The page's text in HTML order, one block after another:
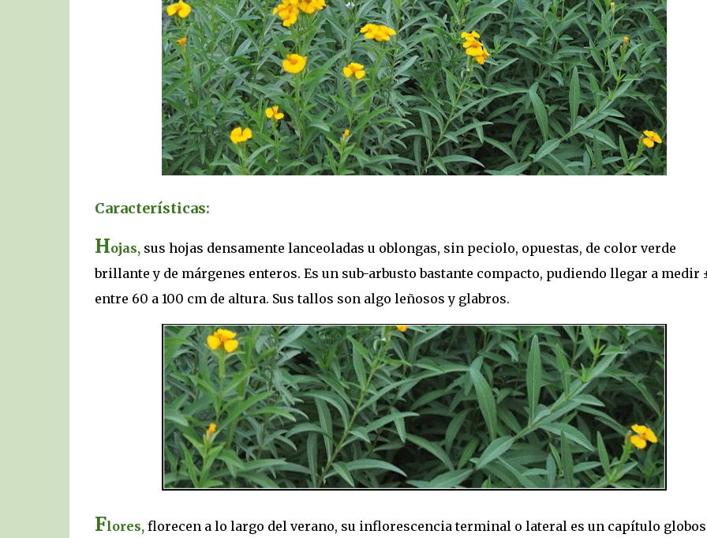
Características:
Hojas,sus hojas densamente lanceoladas u oblongas, sin peciolo, opuestas, de color verde
brillante y de márgenes enteros. Es un sub-arbusto bastante compacto, pudiendo llegar a medir
entre 60 a 100 cm de altura. Sus tallos son algo leñosos y glabros.
Flores,florecen a lo largo del verano, su inflorescencia terminal o lateral es un capítulo